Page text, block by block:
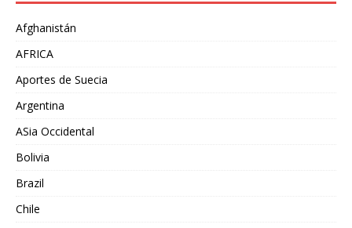
Afghanistán
AFRICA
Aportes de Suecia
Argentina
ASia Occidental
Bolivia
Brazil
Chile